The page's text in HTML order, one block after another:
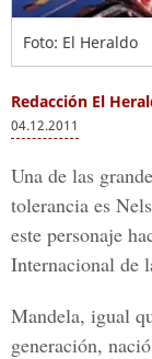
Foto: El Heraldo
Redacción El
04.12.2011
Una de las
tolerancia es
este personaje
Internacional de
Mandela, igual
generación,